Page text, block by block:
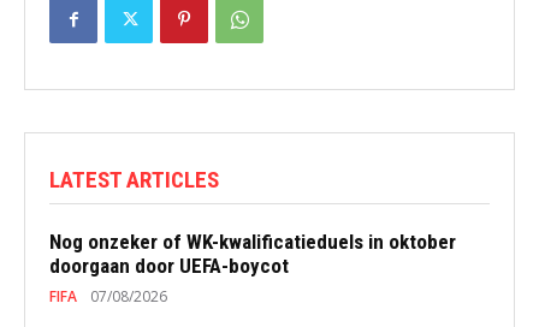
LATEST ARTICLES
Nog onzeker of WK-kwalificatieduels in oktober
doorgaan door UEFA-boycot
FIFA 07/08/2026